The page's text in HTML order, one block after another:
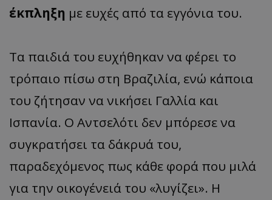
έκπληξη με ευχές από τα εγγόνια του.
Τα παιδιά του ευχήθηκαν να φέρει το
τρόπαιο πίσω στη Βραζιλία, ενώ κάποια
του ζήτησαν να νικήσει Γαλλία και
Ισπανία. Ο Αντσελότι δεν μπόρεσε να
συγκρατήσει τα δάκρυά του,
παραδεχόμενος πως κάθε φορά που μιλά
για την οικογένειά του «λυγίζει». Η